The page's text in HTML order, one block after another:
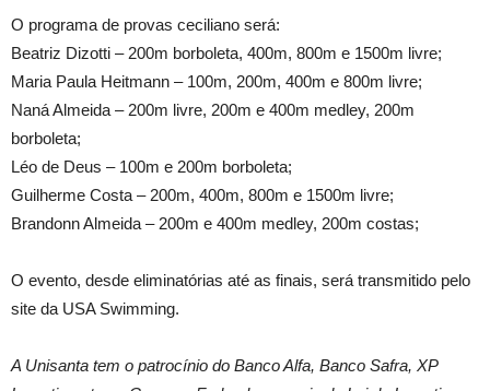
O programa de provas ceciliano será:
Beatriz Dizotti – 200m borboleta, 400m, 800m e 1500m livre;
Maria Paula Heitmann – 100m, 200m, 400m e 800m livre;
Naná Almeida – 200m livre, 200m e 400m medley, 200m
borboleta;
Léo de Deus – 100m e 200m borboleta;
Guilherme Costa – 200m, 400m, 800m e 1500m livre;
Brandonn Almeida – 200m e 400m medley, 200m costas;
O evento, desde eliminatórias até as finais, será transmitido pelo
site da USA Swimming.
A Unisanta tem o patrocínio do Banco Alfa, Banco Safra, XP